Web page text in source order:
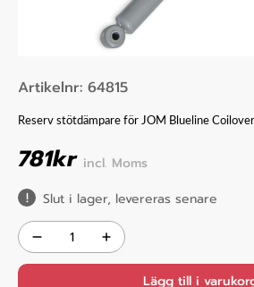
Artikelnr: 64815
Reserv stötdämpare för JOM Blueline
781kr incl. Moms
Slut i lager, levereras senare
Lägg till i